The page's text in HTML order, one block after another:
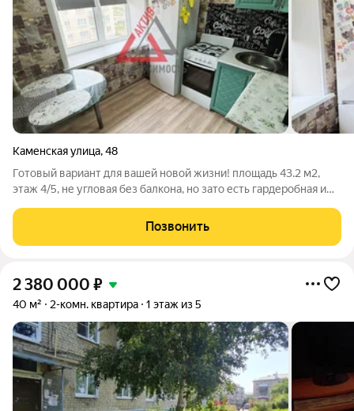
Каменская улица,48
Готовый вариант для вашей новой жизни! площадь 43.2 м2,
этаж 4/5, не угловая без балкона, но зато есть гардеробная и
кап.ремонт: полов, эл.проводки, стены выровнены санузел
совмещен, коммуникации
Позвонить
2 380 000 ₽
40 м² 2-комн. квартира 1 этаж из 5